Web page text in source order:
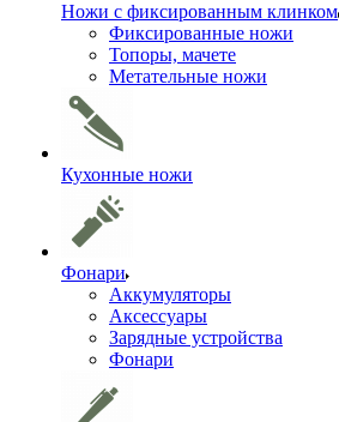
Ножи с фиксированным клинком
Фиксированные ножи
Топоры, мачете
Метательные ножи
Кухонные ножи
Фонари
Аккумуляторы
Аксессуары
Зарядные устройства
Фонари